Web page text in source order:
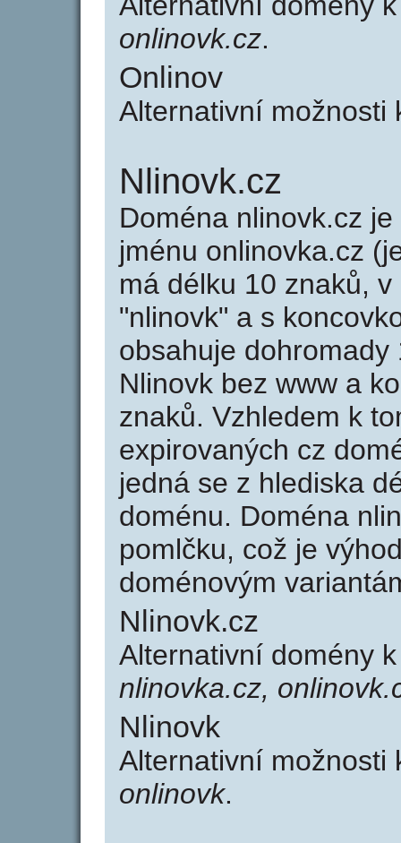
onlinovk.cz.
Onlinov
Alternativní
Nlinovk.cz
Doména nlinovk.cz
jménu onlinovka.cz
má délku 10 znaků,
"nlinovk" a s
obsahuje
Nlinovk bez www a
znaků. Vzhledem k
expirovaných cz
jedná se z hlediska
doménu. Doména
pomlčku, což je
doménovým
Nlinovk.cz
Alternativní domény
nlinovka.cz,
Nlinovk
Alternativní
onlinovk.